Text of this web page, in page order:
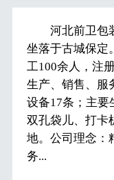
河北前卫包
坐落于古城保定
工100余人，注
生产、销售、服
设备17条；主要
双孔袋儿、打卡
地。公司理念：
务...